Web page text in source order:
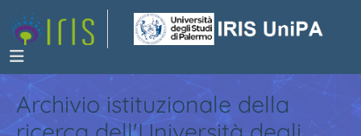
Archivio istituzionale della